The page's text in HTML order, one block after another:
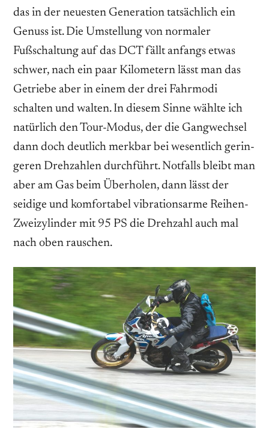
das in der neuesten Generation tatsächlich ein
Genuss ist. Die Umstellung von normaler
Fußschaltung auf das DCT fällt anfangs etwas
schwer, nach ein paar Kilometern lässt man das
Getriebe aber in einem der drei Fahrmodi
schalten und walten. In diesem Sinne wählte ich
natürlich den Tour-Modus, der die Gangwechsel
dann doch deutlich merkbar bei wesentlich gerin­
geren Drehzahlen durchführt. Notfalls bleibt man
aber am Gas beim Überholen, dann lässt der
seidige und komfortabel vibra­tionsarme Reihen-
Zweizylinder mit 95 PS die Drehzahl auch mal
nach oben rauschen.